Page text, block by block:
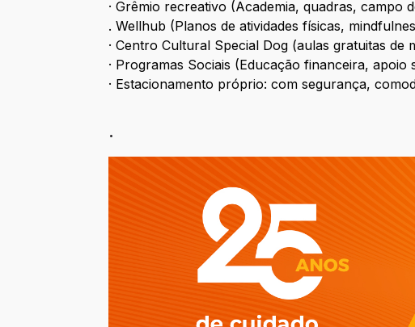
· Grêmio recreativo (Academia, quadras, campo
. Wellhub (Planos de atividades físicas,
· Centro Cultural Special Dog (aulas gratuitas de
· Programas Sociais (Educação financeira, apoio
· Estacionamento próprio: com segurança,
.